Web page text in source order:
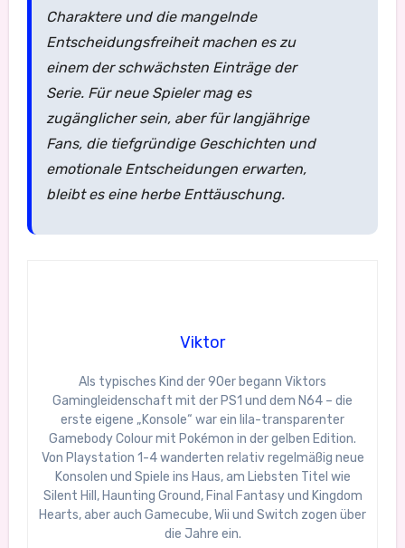
Charaktere und die mangelnde
Entscheidungsfreiheit machen es zu
einem der schwächsten Einträge der
Serie. Für neue Spieler mag es
zugänglicher sein, aber für langjährige
Fans, die tiefgründige Geschichten und
emotionale Entscheidungen erwarten,
bleibt es eine herbe Enttäuschung.
Viktor
Als typisches Kind der 90er begann Viktors
Gamingleidenschaft mit der PS1 und dem N64 – die
erste eigene „Konsole“ war ein lila-transparenter
Gamebody Colour mit Pokémon in der gelben Edition.
Von Playstation 1-4 wanderten relativ regelmäßig neue
Konsolen und Spiele ins Haus, am Liebsten Titel wie
Silent Hill, Haunting Ground, Final Fantasy und Kingdom
Hearts, aber auch Gamecube, Wii und Switch zogen über
die Jahre ein.